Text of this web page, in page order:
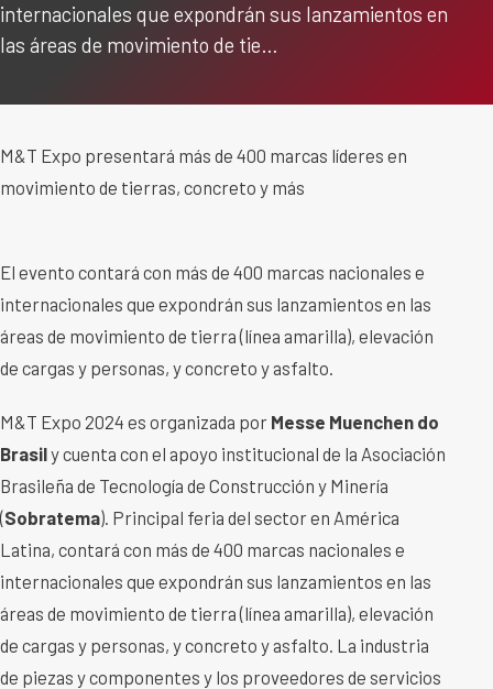
internacionales que expondrán sus lanzamientos en
las áreas de movimiento de tie…
M&T Expo presentará más de 400 marcas líderes en
movimiento de tierras, concreto y más
El evento contará con más de 400 marcas nacionales e
internacionales que expondrán sus lanzamientos en las
áreas de movimiento de tierra (línea amarilla), elevación
de cargas y personas, y concreto y asfalto.
M&T Expo 2024 es organizada por Messe Muenchen do
Brasily cuenta con el apoyo institucional de la Asociación
Brasileña de Tecnología de Construcción y Minería
(Sobratema). Principal feria del sector en América
Latina, contará con más de 400 marcas nacionales e
internacionales que expondrán sus lanzamientos en las
áreas de movimiento de tierra (línea amarilla), elevación
de cargas y personas, y concreto y asfalto. La industria
de piezas y componentes y los proveedores de servicios